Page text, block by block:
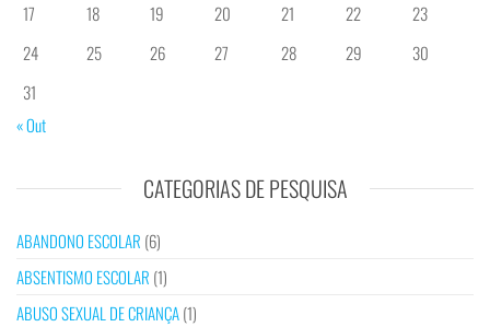
17
18 19 20 21 22
23
24
25 26 27 28 29
30
31
« Out
CATEGORIAS DE PESQUISA
ABANDONO ESCOLAR (6)
ABSENTISMO ESCOLAR (1)
ABUSO SEXUAL DE CRIANÇA(1)